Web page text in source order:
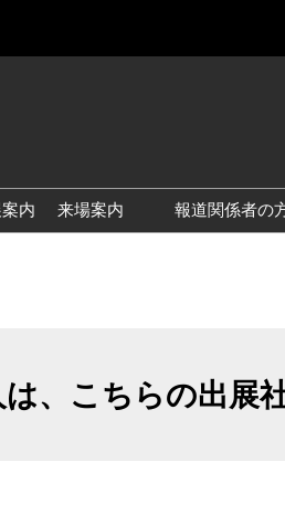
内
来場案内
報道関係者の
、こちらの出展